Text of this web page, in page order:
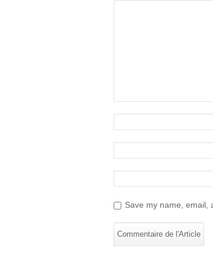
Save my name, email,